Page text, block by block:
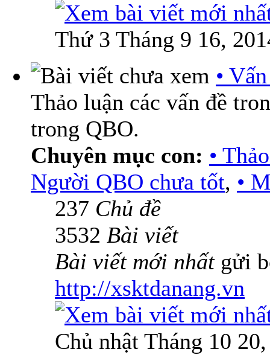
Thứ 3 Tháng 9 16,
•
Thảo luận các vấn đề
trong QBO.
Chuyên mục con: •
Người QBO chưa tốt, •
237 Chủ đề
3532 Bài viết
Bài viết mới nhấtgửi
http://xsktdanang.vn
Chủ nhật Tháng 10